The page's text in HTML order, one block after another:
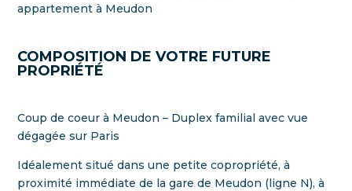
appartement à Meudon
COMPOSITION DE VOTRE FUTURE
PROPRIÉTÉ
Coup de coeur à Meudon – Duplex familial avec vue
dégagée sur Paris
Idéalement situé dans une petite copropriété, à
proximité immédiate de la gare de Meudon (ligne N), à